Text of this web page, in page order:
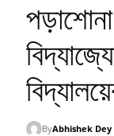
ByAbhishek Dey